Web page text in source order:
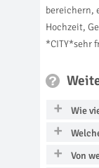
bereichern,
Hochzeit,
*CITY*sehr
Wie
Von